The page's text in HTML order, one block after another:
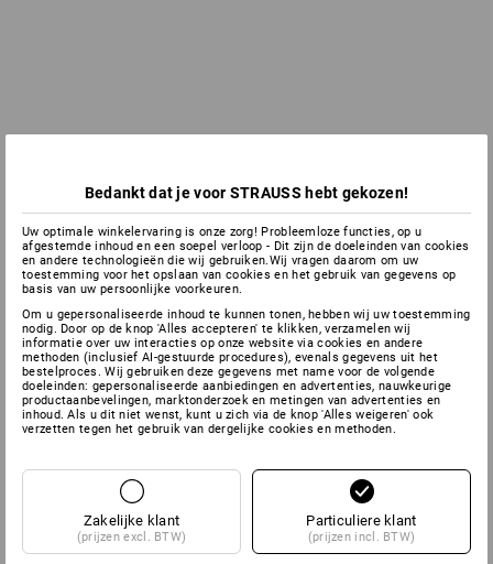
Bedankt dat je voor STRAUSS hebt gekozen!
Uw optimale winkelervaring is onze zorg! Probleemloze functies, op u
afgestemde inhoud en een soepel verloop - Dit zijn de doeleinden van cookies
en andere technologieën die wij gebruiken.Wij vragen daarom om uw
toestemming voor het opslaan van cookies en het gebruik van gegevens op
basis van uw persoonlijke voorkeuren.
Om u gepersonaliseerde inhoud te kunnen tonen, hebben wij uw toestemming
nodig. Door op de knop 'Alles accepteren' te klikken, verzamelen wij
informatie over uw interacties op onze website via cookies en andere
methoden (inclusief AI-gestuurde procedures), evenals gegevens uit het
bestelproces. Wij gebruiken deze gegevens met name voor de volgende
doeleinden: gepersonaliseerde aanbiedingen en advertenties, nauwkeurige
productaanbevelingen, marktonderzoek en metingen van advertenties en
inhoud. Als u dit niet wenst, kunt u zich via de knop 'Alles weigeren' ook
verzetten tegen het gebruik van dergelijke cookies en methoden.
Zakelijke klant
(prijzen excl. BTW)
Particuliere klant
(prijzen incl. BTW)